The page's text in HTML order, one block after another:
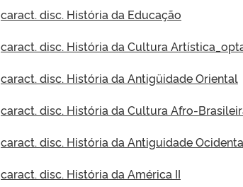
caract. disc. História da Educação
caract. disc. História da Cultura
caract. disc. História da Antigüidade Oriental
caract. disc. História da Cultura Afro-
caract. disc. História da Antiguidade
caract. disc. História da América II